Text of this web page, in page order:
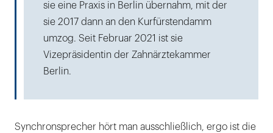
sie eine Praxis in Berlin übernahm, mit der
sie 2017 dann an den Kurfürstendamm
umzog. Seit Februar 2021 ist sie
Vizepräsidentin der Zahnärztekammer
Berlin.
Synchronsprecher hört man ausschließlich, ergo ist die